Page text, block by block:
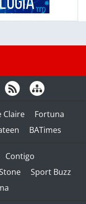
Claire
Fortuna
BATimes
Contigo
Sport Buzz